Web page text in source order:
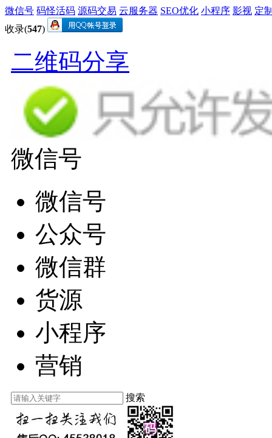
微信号 码怪活码 源码交易 云服务器 SEO优化 小程序 影视 定
收录(547)
二维码分享
微信号
微信号
公众号
微信群
货源
小程序
营销
搜索